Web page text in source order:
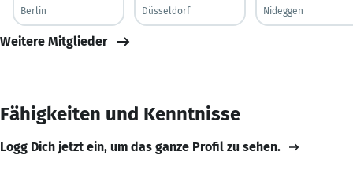
Berlin
Düsseldorf
Nideggen
Weitere Mitglieder
Fähigkeiten und Kenntnisse
Logg Dich jetzt ein, um das ganze Profil zu sehen.